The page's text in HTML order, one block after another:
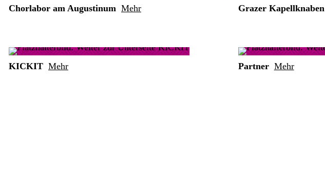
Chorlabor am Augustinum Mehr Grazer Kapellknaben
KICKIT Mehr Partner Mehr